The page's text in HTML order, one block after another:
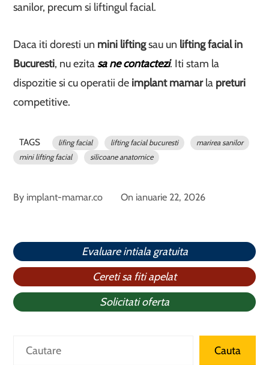
sanilor, precum si liftingul facial.
Daca iti doresti un mini liftingsau un lifting facial in
Bucuresti, nu ezitasa ne contactezi. Iti stam la
dispozitie si cu operatii de implant mamarla preturi
competitive.
TAGS lifing facial lifting facial bucuresti
marirea sanilor
mini lifting facial
silicoane anatomice
By implant-mamar.co On ianuarie 22, 2026
Evaluare intiala gratuita
Cereti sa fiti apelat
Solicitati oferta
Caută Cauta